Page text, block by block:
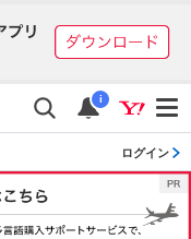
i
ログイン